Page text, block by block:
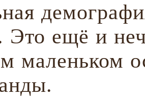
Это ещё и
маленьком